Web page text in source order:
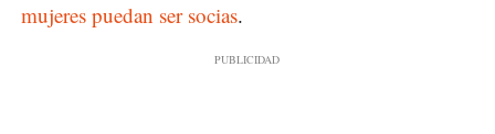
mujeres puedan ser socias.